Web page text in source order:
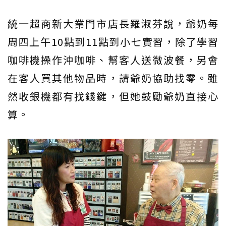
統一超商新大業門市店長羅淑芬說，爺奶每
周四上午10點到11點到小七實習，除了學習
咖啡機操作沖咖啡、幫客人送微波餐，另會
在客人買其他物品時，請爺奶協助找零。雖
然收銀機都有找錢鍵，但她鼓勵爺奶直接心
算。